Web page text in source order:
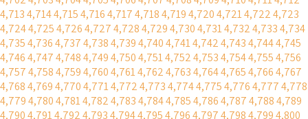
4,7134,7144,7154,7164,7174,7184,7194,7204,7214,7224,723
4,7244,7254,7264,7274,7284,7294,7304,7314,7324,7334,734
4,7354,7364,7374,7384,7394,7404,7414,7424,7434,7444,745
4,7464,7474,7484,7494,7504,7514,7524,7534,7544,7554,756
4,7574,7584,7594,7604,7614,7624,7634,7644,7654,7664,767
4,7684,7694,7704,7714,7724,7734,7744,7754,7764,7774,778
4,7794,7804,7814,7824,7834,7844,7854,7864,7874,7884,789
4,7904,7914,7924,7934,7944,7954,7964,7974,7984,7994,800